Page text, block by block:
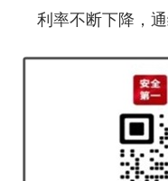
利率不断下降，